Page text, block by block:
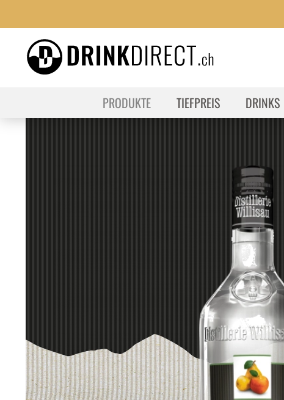
PRODUKTE TIEFPREIS DRINKS